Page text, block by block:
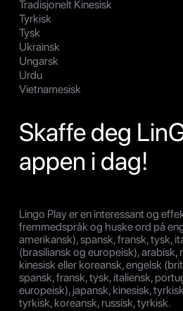
Tradisjonelt Kinesisk
Tyrkisk
Tysk
Ukrainsk
Ungarsk
Urdu
Vietnamesisk
Skaffe deg
appen i dag!
Lingo Play er en interessant og
fremmedspråk og huske ord på
amerikansk), spansk, fransk, tysk,
(brasiliansk og europeisk), arabisk,
kinesisk eller koreansk, engelsk
spansk, fransk, tysk, italiensk,
europeisk), japansk, kinesisk,
tyrkisk, koreansk, russisk, tyrkisk.